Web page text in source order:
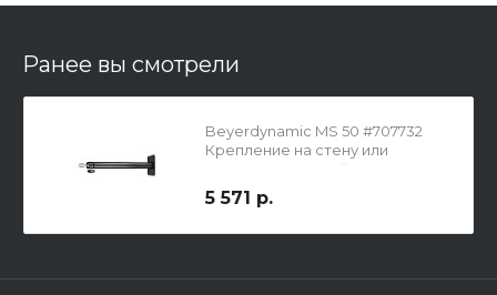
Ранее вы смотрели
Beyerdynamic MS 50 #707732
Крепление на стену или
потолок для одной антенны АТ
71/AT 91
5 571 р.